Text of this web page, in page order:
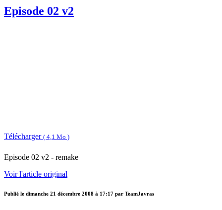
Episode 02 v2
Télécharger ( 4,1 Mo )
Episode 02 v2 - remake
Voir l'article original
Publié le dimanche 21 décembre 2008 à 17:17 par TeamJavras